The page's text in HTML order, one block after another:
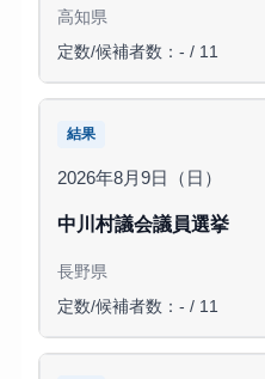
高知県
定数/候補者数：- / 11
結果
2026年8月9日（日）
中川村議会議員選挙
長野県
定数/候補者数：- / 11